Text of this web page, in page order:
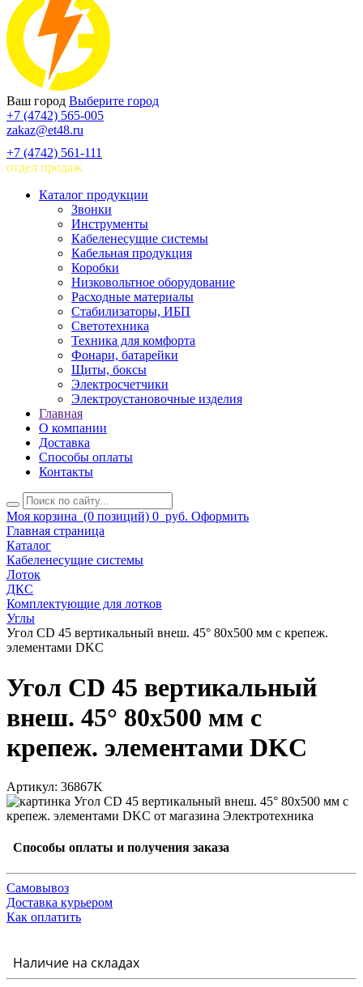
Ваш город Выберите город
+7 (4742) 565-005
zakaz@et48.ru
+7 (4742) 561-111
отдел продаж
Каталог продукции
Звонки
Инструменты
Кабеленесущие системы
Кабельная продукция
Коробки
Низковольтное оборудование
Расходные материалы
Стабилизаторы, ИБП
Светотехника
Техника для комфорта
Фонари, батарейки
Щиты, боксы
Электросчетчики
Электроустановочные изделия
Главная
О компании
Доставка
Способы оплаты
Контакты
Моя корзина (0 позиций) 0 руб. Оформить
Главная страница
Каталог
Кабеленесущие системы
Лоток
ДКС
Комплектующие для лотков
Углы
Угол CD 45 вертикальный внеш. 45° 80х500 мм с крепеж.
элементами DKC
Угол CD 45 вертикальный
внеш. 45° 80х500 мм с
крепеж. элементами DKC
Артикул: 36867K
Способы оплаты и получения заказа
Самовывоз
Доставка курьером
Как оплатить
Наличие на складах